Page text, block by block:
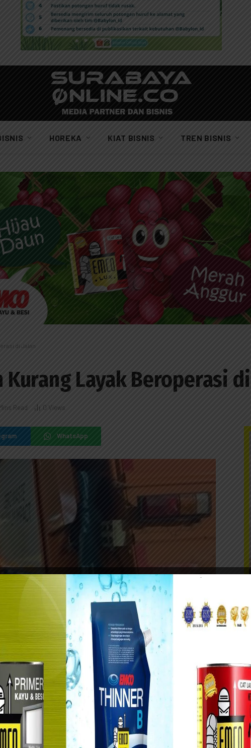
HOREKA KIAT BISNIS TREN BISNIS
di Jalan
Kurang Layak Beroperasi
Read 0 Views
WhatsApp
armada pengangkut sampah di kawasan Jalan Raya Tandes.